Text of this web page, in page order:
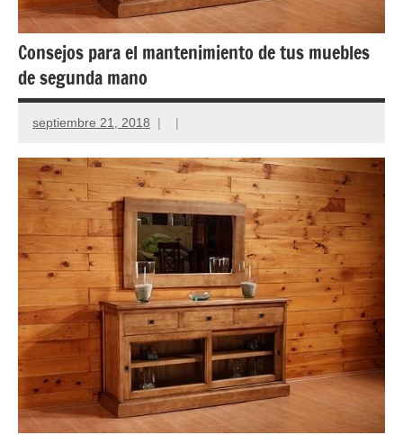
Consejos para el mantenimiento de tus muebles
de segunda mano
septiembre 21, 2018